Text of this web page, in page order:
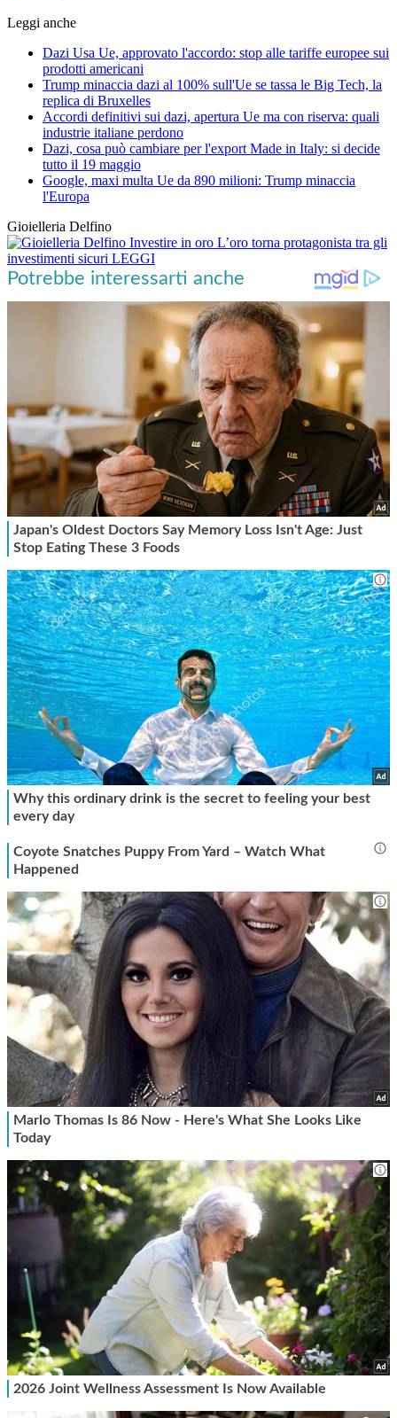
Leggi anche
Dazi Usa Ue, approvato l'accordo: stop alle tariffe europee sui
prodotti americani
Trump minaccia dazi al 100% sull'Ue se tassa le Big Tech, la
replica di Bruxelles
Accordi definitivi sui dazi, apertura Ue ma con riserva: quali
industrie italiane perdono
Dazi, cosa può cambiare per l'export Made in Italy: si decide
tutto il 19 maggio
Google, maxi multa Ue da 890 milioni: Trump minaccia
l'Europa
Gioielleria Delfino
Investire in oro L’oro torna protagonista tra gli
investimenti sicuri LEGGI